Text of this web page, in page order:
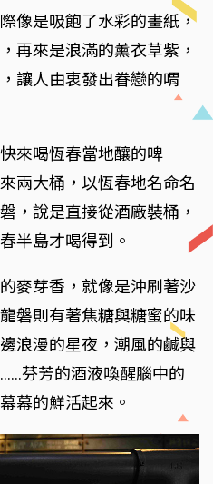
像是吸飽了水彩的畫紙，
再來是浪滿的薰衣草紫，
讓人由衷發出眷戀的喟
來喝恆春當地釀的啤
兩大桶，以恆春地名命名
，說是直接從酒廠裝桶，
半島才喝得到。
麥芽香，就像是沖刷著沙
磐則有著焦糖與糖蜜的味
浪漫的星夜，潮風的鹹與
芬芳的酒液喚醒腦中的
幕的鮮活起來。